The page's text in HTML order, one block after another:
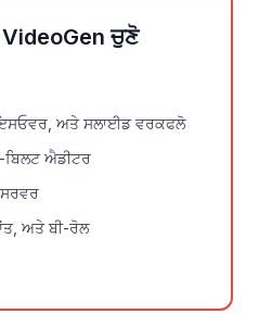
ਚੁਣੋ
ਅਤੇ ਸਲਾਈਡ ਵਰਕਫਲੋ
ਐਡੀਟਰ
ਅਤੇ ਬੀ-ਰੋਲ